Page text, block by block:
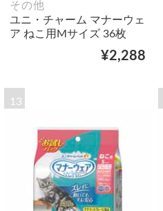
その他
ユニ・チャーム マナーウェ
ア ねこ用Mサイズ 36枚
¥2,288
13